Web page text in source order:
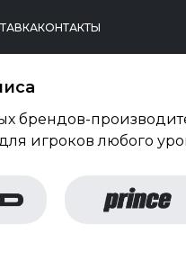
КОНТАКТЫ
брендов-
игроков любого